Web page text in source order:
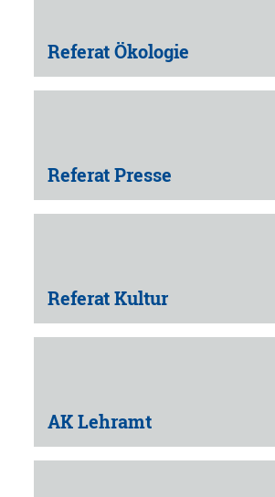
Referat Ökologie
Referat Presse
Referat Kultur
AK Lehramt